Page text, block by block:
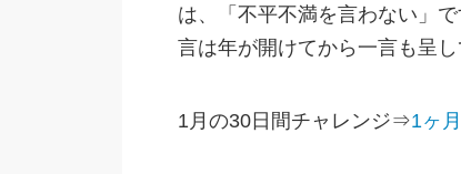
は、「不平不満を言わない」
言は年が開けてから一言も呈し
1月の30日間チャレンジ⇒1ヶ